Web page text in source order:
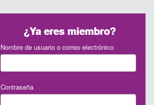
¿Ya eres miembro?
Nombre de usuario o correo electrónico
Contraseña